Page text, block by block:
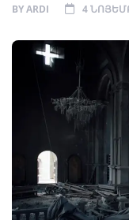
BYARDI 4